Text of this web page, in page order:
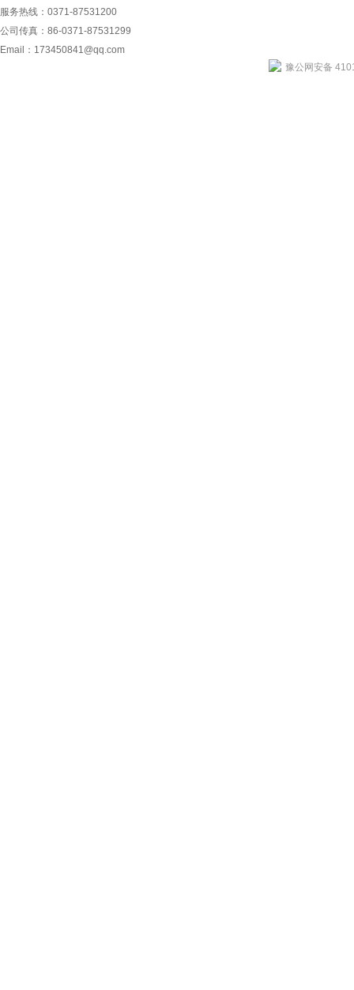
服务热线：0371-87531200
公司传真：86-0371-87531299
Email： 173450841@qq.com
豫公网安备